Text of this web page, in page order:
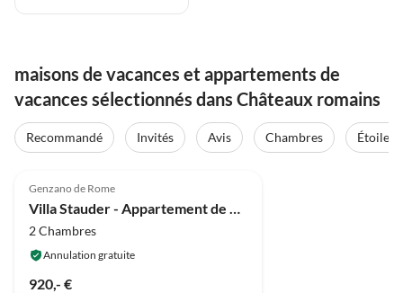
maisons de vacances et appartements de
vacances sélectionnés dans Châteaux romains
Recommandé Invités Avis Chambres Étoiles
Meilleure
Genzano de Rome
2 Chambres
Annulation gratuite
920,- €